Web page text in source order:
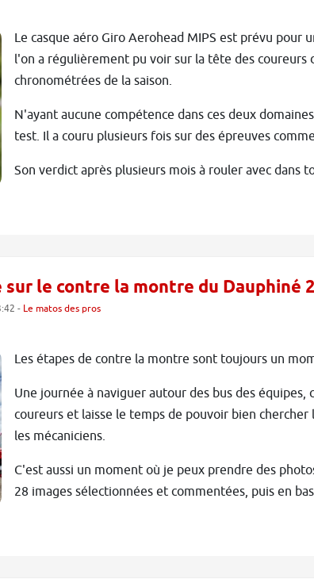
Le casque aéro Giro Aerohead MIPS est prévu
l'on a régulièrement pu voir sur la tête des
chronométrées de la saison.
N'ayant aucune compétence dans ces deux
test. Il a couru plusieurs fois sur des épreuves
Son verdict après plusieurs mois à rouler avec dans
le contre la montre du Dauphiné
- Le matos des pros
Les étapes de contre la montre sont toujours un
Une journée à naviguer autour des bus des
coureurs et laisse le temps de pouvoir bien
les mécaniciens.
C'est aussi un moment où je peux prendre des
28 images sélectionnées et commentées, puis en